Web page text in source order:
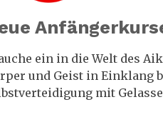
ein in die Welt des
und Geist in Einklang
mit